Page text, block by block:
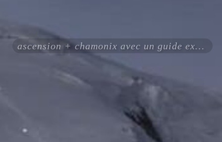
ascension + chamonix avec un guide expérimenté certifié ENSA UIAGM